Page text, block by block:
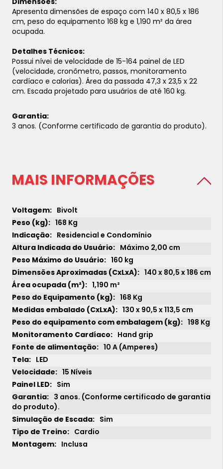
Apresenta dimensões de espaço com 140 x 80,5 x 186
cm, peso do equipamento 168 kg e 1,190 m² da área
ocupada.
Detalhes Técnicos:
Possui nívei de velocidade de 15-164 painel de LED
(velocidade, cronômetro, passos, monitoramento
cardíaco e calorias). Área da passada 47,3 x 23,5 x 22
cm. Escada projetado para usuários de até 160 kg.
Garantia:
3 anos. (Conforme certificado de garantia do produto).
MAIS INFORMAÇÕES
Bivolt
168 Kg
Residencial e Condomínio
Máximo 2,00 cm
160 kg
140 x 80,5 x 186 cm
1,190 m²
168 Kg
130 x 90,5 x 113,5 cm
198 Kg
Hand grip
10 A (Amperes)
LED
15 Níveis
Sim
3 anos. (Conforme certificado de garantia
do produto).
Sim
Cardio
Inclusa